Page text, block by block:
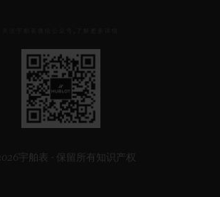
见
下
方
二
维
码
宇舶表 - 保留所有知识产权